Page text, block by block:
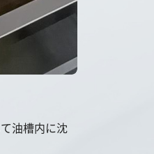
て油槽内に沈